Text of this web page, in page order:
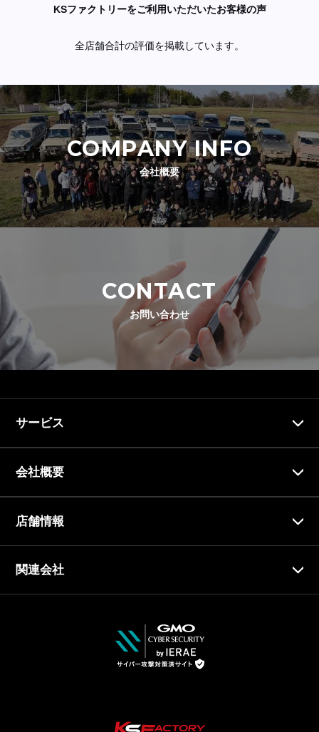
KSファクトリーをご利用いただいたお客様の声
全店舗合計の評価を掲載しています。
COMPANY INFO
会社概要
CONTACT
お問い合わせ
サービス
会社概要
店舗情報
関連会社